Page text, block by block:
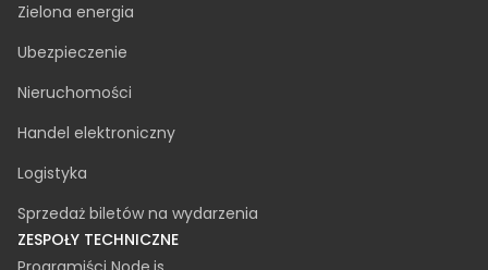
PRZEMYSŁ
Produkcja
Motoryzacja
Fintech
Opieka zdrowotna
Zielona energia
Ubezpieczenie